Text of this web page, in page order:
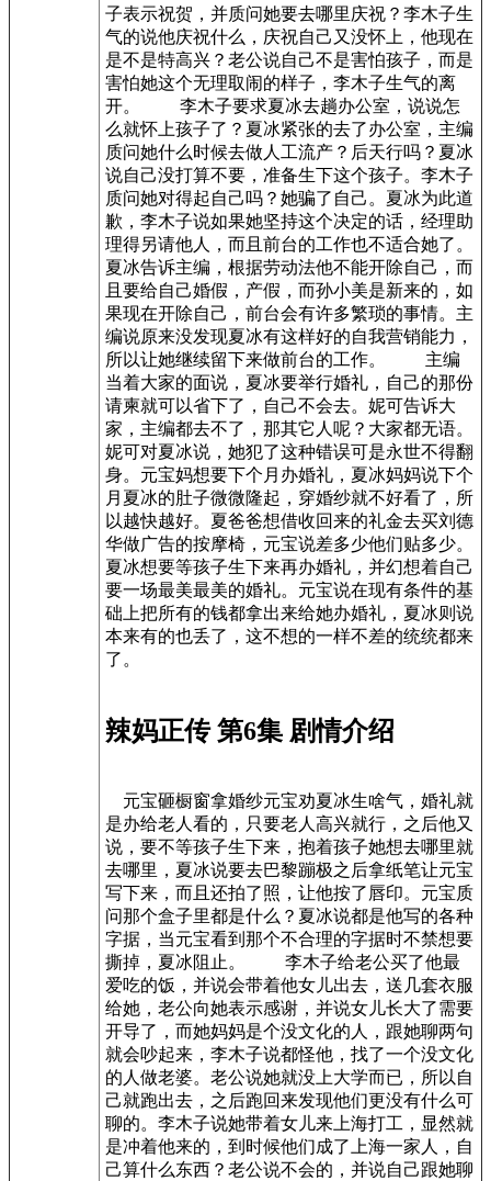
子表示祝贺，并质问她要去哪里庆祝？李木子生
气的说他庆祝什么，庆祝自己又没怀上，他现在
是不是特高兴？老公说自己不是害怕孩子，而是
害怕她这个无理取闹的样子，李木子生气的离
开。 李木子要求夏冰去趟办公室，说说怎
么就怀上孩子了？夏冰紧张的去了办公室，主编
质问她什么时候去做人工流产？后天行吗？夏冰
说自己没打算不要，准备生下这个孩子。李木子
质问她对得起自己吗？她骗了自己。夏冰为此道
歉，李木子说如果她坚持这个决定的话，经理助
理得另请他人，而且前台的工作也不适合她了。
夏冰告诉主编，根据劳动法他不能开除自己，而
且要给自己婚假，产假，而孙小美是新来的，如
果现在开除自己，前台会有许多繁琐的事情。主
编说原来没发现夏冰有这样好的自我营销能力，
所以让她继续留下来做前台的工作。 主编
当着大家的面说，夏冰要举行婚礼，自己的那份
请柬就可以省下了，自己不会去。妮可告诉大
家，主编都去不了，那其它人呢？大家都无语。
妮可对夏冰说，她犯了这种错误可是永世不得翻
身。元宝妈想要下个月办婚礼，夏冰妈妈说下个
月夏冰的肚子微微隆起，穿婚纱就不好看了，所
以越快越好。夏爸爸想借收回来的礼金去买刘德
华做广告的按摩椅，元宝说差多少他们贴多少。
夏冰想要等孩子生下来再办婚礼，并幻想着自己
要一场最美最美的婚礼。元宝说在现有条件的基
础上把所有的钱都拿出来给她办婚礼，夏冰则说
本来有的也丢了，这不想的一样不差的统统都来
了。
辣妈正传 第6集 剧情介绍
元宝砸橱窗拿婚纱元宝劝夏冰生啥气，婚礼就
是办给老人看的，只要老人高兴就行，之后他又
说，要不等孩子生下来，抱着孩子她想去哪里就
去哪里，夏冰说要去巴黎蹦极之后拿纸笔让元宝
写下来，而且还拍了照，让他按了唇印。元宝质
问那个盒子里都是什么？夏冰说都是他写的各种
字据，当元宝看到那个不合理的字据时不禁想要
撕掉，夏冰阻止。 李木子给老公买了他最
爱吃的饭，并说会带着他女儿出去，送几套衣服
给她，老公向她表示感谢，并说女儿长大了需要
开导了，而她妈妈是个没文化的人，跟她聊两句
就会吵起来，李木子说都怪他，找了一个没文化
的人做老婆。老公说她就没上大学而已，所以自
己就跑出去，之后跑回来发现他们更没有什么可
聊的。李木子说她带着女儿来上海打工，显然就
是冲着他来的，到时候他们成了上海一家人，自
己算什么东西？老公说不会的，并说自己跟她聊